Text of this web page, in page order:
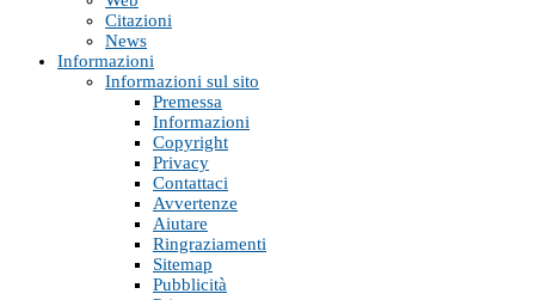
Citazioni
News
Informazioni
Informazioni sul sito
Premessa
Informazioni
Copyright
Privacy
Contattaci
Avvertenze
Aiutare
Ringraziamenti
Sitemap
Pubblicità